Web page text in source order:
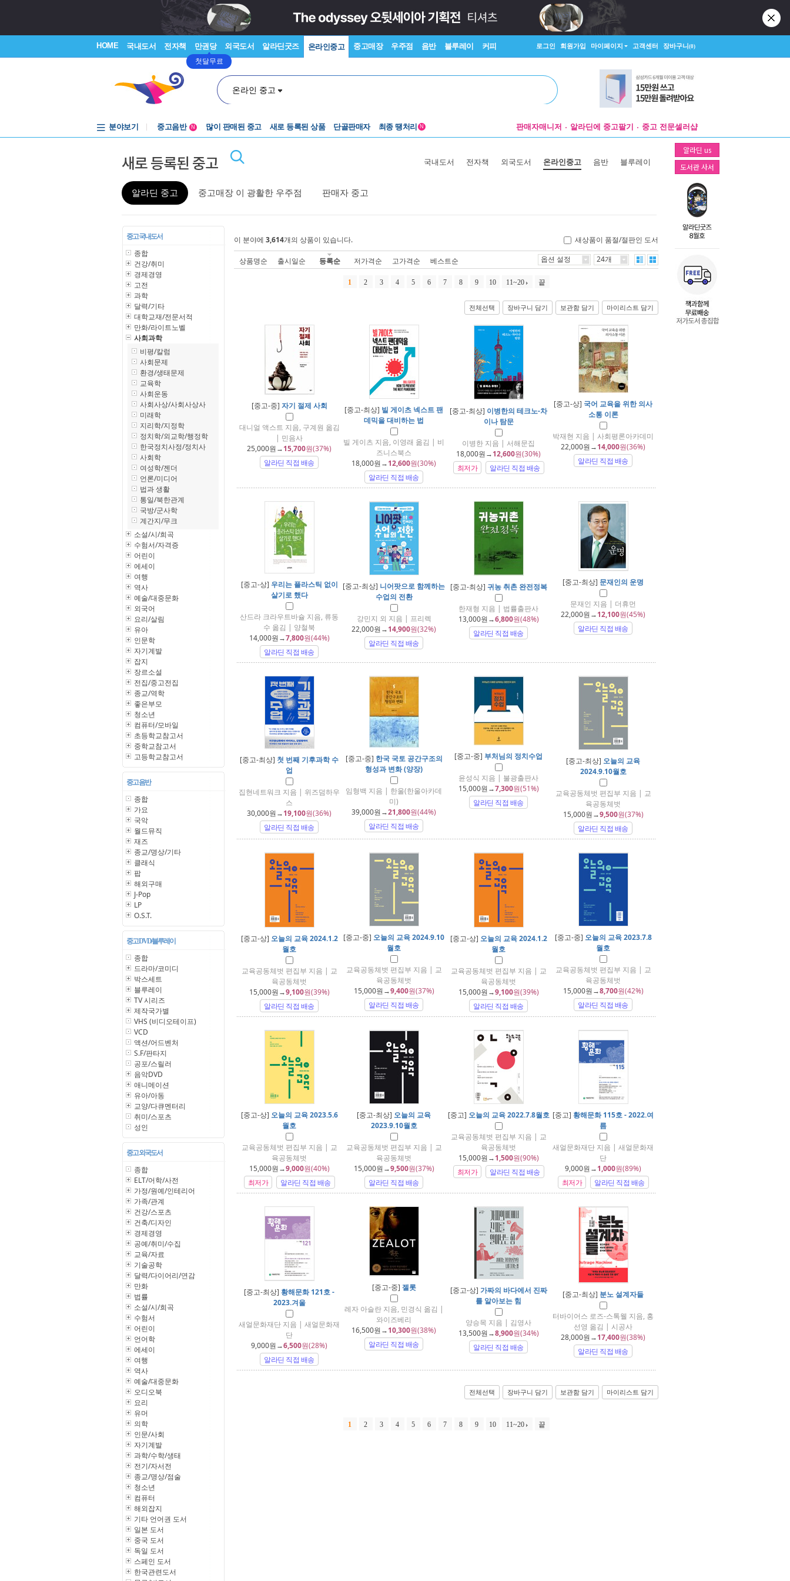
HOME 국내도서 전자책 만권당
첫달무료
외국도서 알라딘굿즈 온라인중고 중고매장 우주점 음반 블루레이 커피 로그인 회원가입 마이페이지 고객센터 장바구니(0)
온라인 중고
분야보기
중고음반
중고음반
N 많이 판매된 중고 새로 등록된 상품 단골판매자 최종 땡처리 N 판매자매니저 알라딘에 중고팔기 중고 전문셀러샵
알라딘 us
도서관 사서
새로 등록된 중고 국내도서 전자책 외국도서 온라인중고 음반 블루레이
알라딘 중고 중고매장 이 광활한 우주점 판매자 중고
중고 국내도서
종합
건강/취미
경제경영
고전
과학
달력/기타
대학교재/전문서적
만화/라이트노벨
사회과학
비평/칼럼
사회문제
환경/생태문제
교육학
사회운동
사회사상/사회사상사
미래학
지리학/지정학
정치학/외교학/행정학
한국정치사정/정치사
사회학
여성학/젠더
언론/미디어
법과 생활
통일/북한관계
국방/군사학
계간지/무크
소설/시/희곡
수험서/자격증
어린이
에세이
여행
역사
예술/대중문화
외국어
요리/살림
유아
인문학
자기계발
잡지
장르소설
전집/중고전집
종교/역학
좋은부모
청소년
컴퓨터/모바일
초등학교참고서
중학교참고서
고등학교참고서
중고 음반
종합
가요
국악
월드뮤직
재즈
종교/명상/기타
클래식
팝
해외구매
J-Pop
LP
O.S.T.
중고 DVD/블루레이
종합
드라마/코미디
박스세트
블루레이
TV 시리즈
제작국가별
VHS (비디오테이프)
VCD
액션/어드벤처
S.F/판타지
공포/스릴러
음악DVD
애니메이션
유아/아동
교양/다큐멘터리
취미/스포츠
성인
중고 외국도서
종합
ELT/어학/사전
가정/원예/인테리어
가족/관계
건강/스포츠
건축/디자인
경제경영
공예/취미/수집
교육/자료
기술공학
달력/다이어리/연감
만화
법률
소설/시/희곡
수험서
어린이
언어학
에세이
여행
역사
예술/대중문화
오디오북
요리
유머
의학
인문/사회
자기계발
과학/수학/생태
전기/자서전
종교/명상/점술
청소년
컴퓨터
해외잡지
기타 언어권 도서
일본 도서
중국 도서
독일 도서
스페인 도서
한국관련도서
이 분야에 3,614개의 상품이 있습니다. 새상품이 품절/절판인 도서
상품명순 출시일순 등록순 저가격순 고가격순 베스트순 옵션 설정 24개
1 2 3 4 5 6 7 8 9 10 11~20 끝
전체선택 장바구니 담기 보관함 담기 마이리스트 담기
[중고-중] 자기 절제 사회
대니얼 액스트 지음, 구계원 옮김
| 민음사
25,000원→15,700원(37%)
알라딘 직접 배송
[중고-최상] 빌 게이츠 넥스트 팬
데믹을 대비하는 법
빌 게이츠 지음, 이영래 옮김 | 비
즈니스북스
18,000원→12,600원(30%)
알라딘 직접 배송
[중고-최상] 이병한의 테크노-차
이나 탐문
이병한 지음 | 서해문집
18,000원→12,600원(30%)
최저가
알라딘 직접 배송
[중고-상] 국어 교육을 위한 의사
소통 이론
박재현 지음 | 사회평론아카데미
22,000원→14,000원(36%)
알라딘 직접 배송
[중고-상] 우리는 플라스틱 없이
살기로 했다
산드라 크라우트바슐 지음, 류동
수 옮김 | 양철북
14,000원→7,800원(44%)
알라딘 직접 배송
[중고-최상] 니어팟으로 함께하는
수업의 전환
강민지 외 지음 | 프리렉
22,000원→14,900원(32%)
알라딘 직접 배송
[중고-최상] 귀농 취촌 완전정복
한재형 지음 | 법률출판사
13,000원→6,800원(48%)
알라딘 직접 배송
[중고-최상] 문재인의 운명
문재인 지음 | 더휴먼
22,000원→12,100원(45%)
알라딘 직접 배송
[중고-최상] 첫 번째 기후과학 수
업
집현네트워크 지음 | 위즈덤하우
스
30,000원→19,100원(36%)
알라딘 직접 배송
[중고-중] 한국 국토 공간구조의
형성과 변화 (양장)
임형백 지음 | 한울(한울아카데
미)
39,000원→21,800원(44%)
알라딘 직접 배송
[중고-중] 부처님의 정치수업
윤성식 지음 | 불광출판사
15,000원→7,300원(51%)
알라딘 직접 배송
[중고-최상] 오늘의 교육
2024.9.10월호
교육공동체벗 편집부 지음 | 교
육공동체벗
15,000원→9,500원(37%)
알라딘 직접 배송
[중고-상] 오늘의 교육 2024.1.2
월호
교육공동체벗 편집부 지음 | 교
육공동체벗
15,000원→9,100원(39%)
알라딘 직접 배송
[중고-중] 오늘의 교육 2024.9.10
월호
교육공동체벗 편집부 지음 | 교
육공동체벗
15,000원→9,400원(37%)
알라딘 직접 배송
[중고-상] 오늘의 교육 2024.1.2
월호
교육공동체벗 편집부 지음 | 교
육공동체벗
15,000원→9,100원(39%)
알라딘 직접 배송
[중고-중] 오늘의 교육 2023.7.8
월호
교육공동체벗 편집부 지음 | 교
육공동체벗
15,000원→8,700원(42%)
알라딘 직접 배송
[중고-상] 오늘의 교육 2023.5.6
월호
교육공동체벗 편집부 지음 | 교
육공동체벗
15,000원→9,000원(40%)
최저가
알라딘 직접 배송
[중고-최상] 오늘의 교육
2023.9.10월호
교육공동체벗 편집부 지음 | 교
육공동체벗
15,000원→9,500원(37%)
알라딘 직접 배송
[중고] 오늘의 교육 2022.7.8월호
교육공동체벗 편집부 지음 | 교
육공동체벗
15,000원→1,500원(90%)
최저가
알라딘 직접 배송
[중고] 황해문화 115호 - 2022.여
름
새얼문화재단 지음 | 새얼문화재
단
9,000원→1,000원(89%)
최저가
알라딘 직접 배송
[중고-최상] 황해문화 121호 -
2023.겨울
새얼문화재단 지음 | 새얼문화재
단
9,000원→6,500원(28%)
알라딘 직접 배송
[중고-중] 젤롯
레자 아슬란 지음, 민경식 옮김 |
와이즈베리
16,500원→10,300원(38%)
알라딘 직접 배송
[중고-상] 가짜의 바다에서 진짜
를 알아보는 힘
양승목 지음 | 김영사
13,500원→8,900원(34%)
알라딘 직접 배송
[중고-최상] 분노 설계자들
터바이어스 로즈-스톡웰 지음, 홍
선영 옮김 | 시공사
28,000원→17,400원(38%)
알라딘 직접 배송
전체선택 장바구니 담기 보관함 담기 마이리스트 담기
1 2 3 4 5 6 7 8 9 10 11~20 끝